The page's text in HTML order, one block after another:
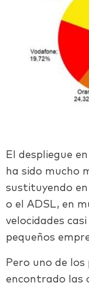
El despliegue
ha sido mucho
sustituyendo
o el ADSL, en
velocidades
pequeños
Pero uno de
encontrado las